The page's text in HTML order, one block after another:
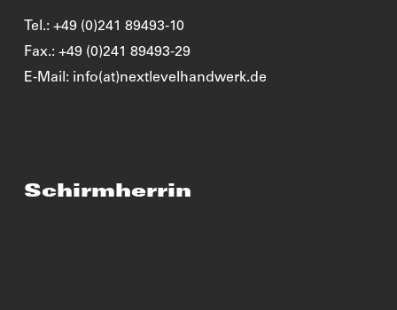
Tel.: +49 (0)241 89493-10
Fax.: +49 (0)241 89493-29
E-Mail: info(at)nextlevelhandwerk.de
Schirmherrin